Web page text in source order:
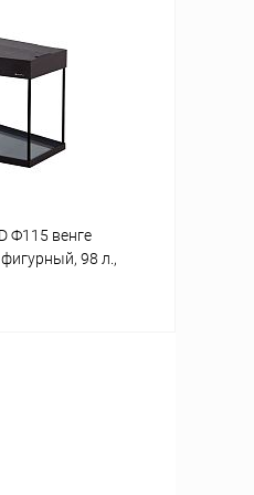
Сравнение
Под заказ
Ф115 венге
98 л.,